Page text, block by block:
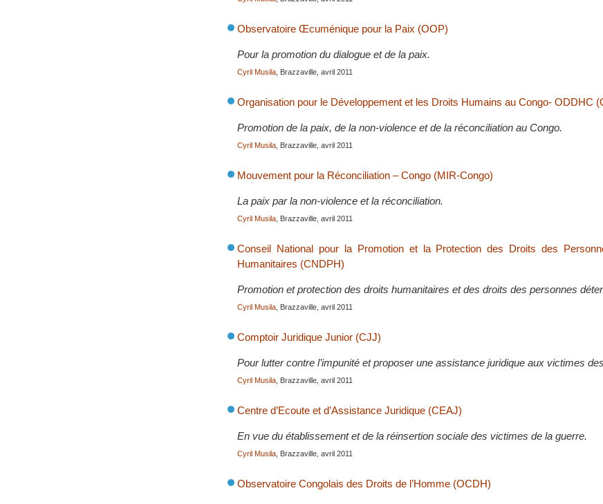
Observatoire Œcuménique pour la Paix (OOP)
Pour la promotion du dialogue et de la paix.
Cyril Musila , Brazzaville, avril 2011
Organisation pour le Développement et les Droits Humains au Congo- ODDHC
Promotion de la paix, de la non-violence et de la réconciliation au Congo.
Cyril Musila , Brazzaville, avril 2011
Mouvement pour la Réconciliation – Congo (MIR-Congo)
La paix par la non-violence et la réconciliation.
Cyril Musila , Brazzaville, avril 2011
Conseil National pour la Promotion et la Protection des Droits des
Humanitaires (CNDPH)
Promotion et protection des droits humanitaires et des droits des personnes
Cyril Musila , Brazzaville, avril 2011
Comptoir Juridique Junior (CJJ)
Pour lutter contre l’impunité et proposer une assistance juridique aux victimes
Cyril Musila , Brazzaville, avril 2011
Centre d’Ecoute et d’Assistance Juridique (CEAJ)
En vue du établissement et de la réinsertion sociale des victimes de la guerre.
Cyril Musila , Brazzaville, avril 2011
Observatoire Congolais des Droits de l’Homme (OCDH)